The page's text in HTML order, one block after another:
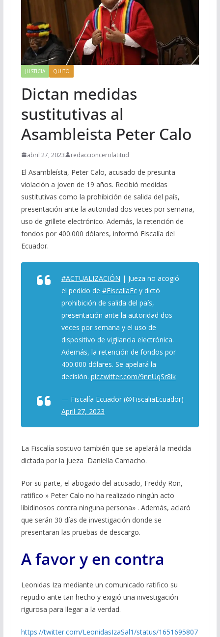
JUSTICIA QUITO
Dictan medidas
sustitutivas al
Asambleista Peter Calo
abril 27, 2023 redaccioncerolatitud
El Asambleísta, Peter Calo, acusado de presunta
violación a joven de 19 años. Recibió medidas
sustitutivas como la prohibición de salida del país,
presentación ante la autoridad dos veces por semana,
uso de grillete electrónico. Además, la retención de
fondos por 400.000 dólares, informó Fiscalía del
Ecuador.
#ACTUALIZACIÓN | Jueza no acogió
el pedido de #FiscalíaEcy dictó
prohibición de salida del país,
presentación ante la autoridad dos
veces por semana y el uso de
dispositivo de vigilancia electrónica.
Además, la retención de fondos por
400.000 dólares. Se apelará la
decisión. pic.twitter.com/9nnUqSr8lk
— Fiscalía Ecuador (@FiscaliaEcuador)
April 27, 2023
La Fiscalía sostuvo también que se apelará la medida
dictada por la jueza Daniella Camacho.
Por su parte, el abogado del acusado, Freddy Ron,
ratifico » Peter Calo no ha realizado ningún acto
libidinosos contra ninguna persona» . Además, aclaró
que serán 30 días de investigación donde se
presentaran las pruebas de descargo.
A favor y en contra
Leonidas Iza mediante un comunicado ratifico su
repudio ante tan hecho y exigió una investigación
rigurosa para llegar a la verdad.
https://twitter.com/LeonidasIzaSal1/status/1651695807